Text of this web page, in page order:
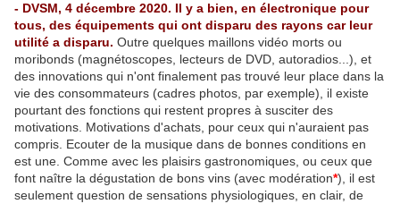
- DVSM, 4 décembre 2020. Il y a bien, en électronique pour
tous, des équipements qui ont disparu des rayons car leur
utilité a disparu. Outre quelques maillons vidéo morts ou
moribonds (magnétoscopes, lecteurs de DVD, autoradios...), et
des innovations qui n'ont finalement pas trouvé leur place dans la
vie des consommateurs (cadres photos, par exemple), il existe
pourtant des fonctions qui restent propres à susciter des
motivations. Motivations d'achats, pour ceux qui n'auraient pas
compris. Ecouter de la musique dans de bonnes conditions en
est une. Comme avec les plaisirs gastronomiques, ou ceux que
font naître la dégustation de bons vins (avec modération*), il est
seulement question de sensations physiologiques, en clair, de